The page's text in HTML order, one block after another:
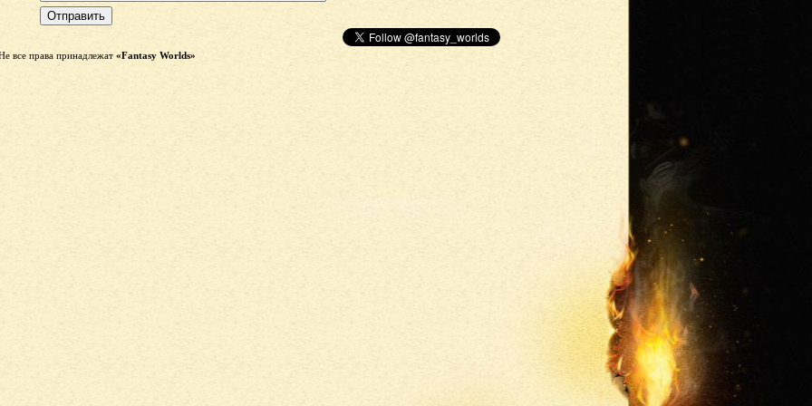
все права принадлежат «Fantasy Worlds»